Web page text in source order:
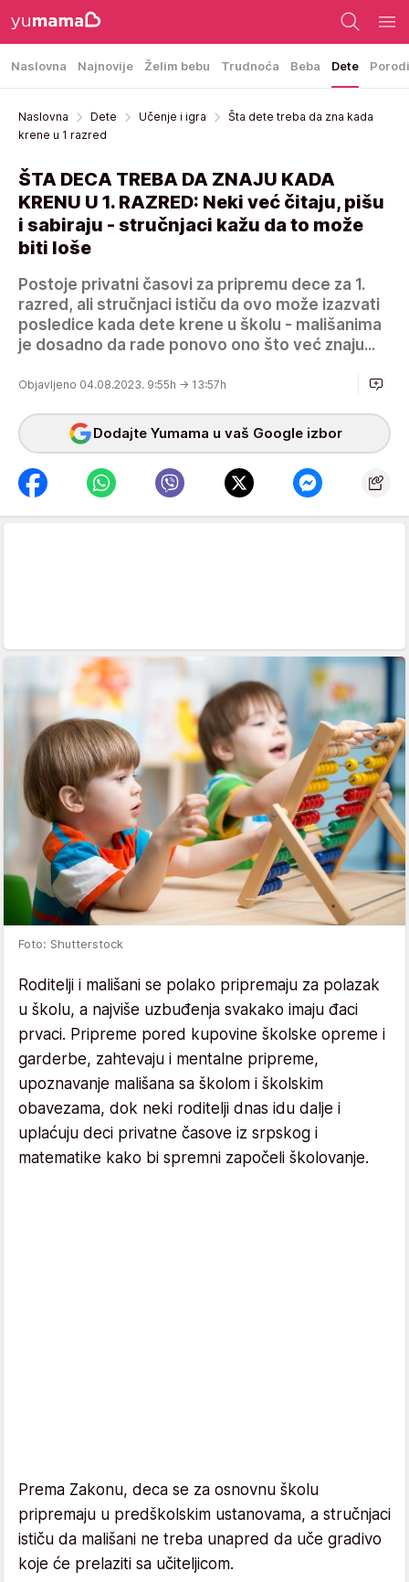
Naslovna Najnovije Želim bebu Trudnoća Beba Dete
Naslovna Dete Učenje i igra
Šta dete treba da zna kada
krene u 1 razred
ŠTA DECA TREBA DA ZNAJU KADA
KRENU U 1. RAZRED: Neki već čitaju, pišu
i sabiraju - stručnjaci kažu da to može
biti loše
Postoje privatni časovi za pripremu dece za 1.
razred, ali stručnjaci ističu da ovo može izazvati
posledice kada dete krene u školu - mališanima
je dosadno da rade ponovo ono što već znaju...
Objavljeno 04.08.2023. 9:55h → 13:57h
Dodajte Yumama u vaš Google izbor
Foto: Shutterstock
Roditelji i mališani se polako pripremaju za polazak
u školu, a najviše uzbuđenja svakako imaju đaci
prvaci. Pripreme pored kupovine školske opreme i
garderbe, zahtevaju i mentalne pripreme,
upoznavanje mališana sa školom i školskim
obavezama, dok neki roditelji dnas idu dalje i
uplaćuju deci privatne časove iz srpskog i
matematike kako bi spremni započeli školovanje.
Prema Zakonu, deca se za osnovnu školu
pripremaju u predškolskim ustanovama, a stručnjaci
ističu da mališani ne treba unapred da uče gradivo
koje će prelaziti sa učiteljicom.